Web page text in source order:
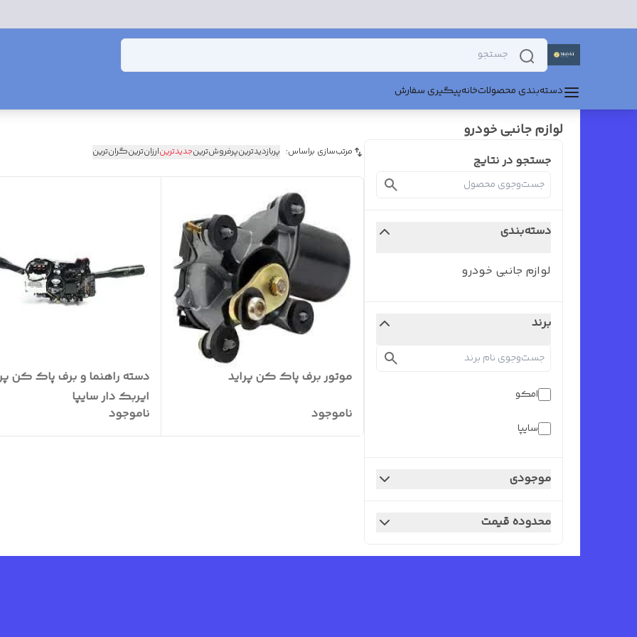
دسته‌بندی محصولاتخانهپیگیری سفارش
لوازم جانبی خودرو
جستجو در نتایج
دسته‌بندی
لوازم جانبی خودرو
برند
امکو
سایپا
موجودی
محدوده قیمت
مرتب‌سازی براساس: پربازدیدترینپرفروش‌ترینجدیدترینارزان‌ترینگران‌ترین
موتور برف پاک کن پراید
ناموجود
دسته راهنما و برف پاک کن
ایربک دار سایپا
ناموجود